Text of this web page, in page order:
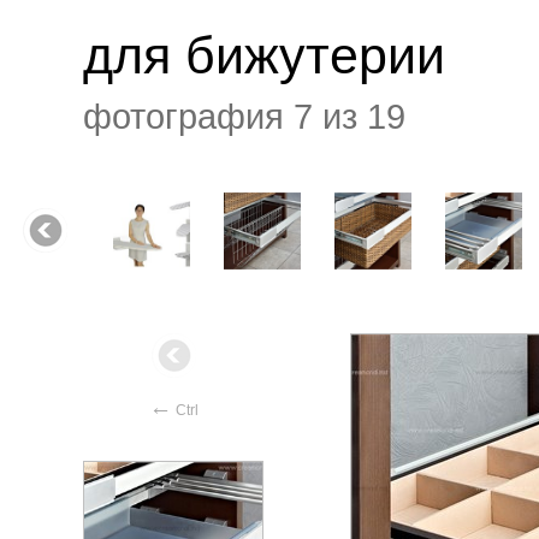
для бижутерии
фотография 7 из 19
← Ctrl